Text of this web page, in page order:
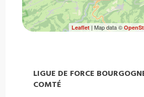
Leaflet| Map data ©
LIGUE DE FORCE
COMTÉ